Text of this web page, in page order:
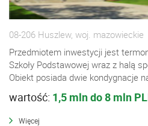
08-206 Huszlew, woj. mazowieckie
Przedmiotem inwestycji jest
Szkoły Podstawowej wraz z halą
Obiekt posiada dwie kondygnacje
wartość: 1,5 mln do 8 mln
Więcej